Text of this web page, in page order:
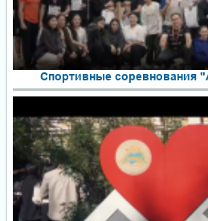
Спортивные соревнования